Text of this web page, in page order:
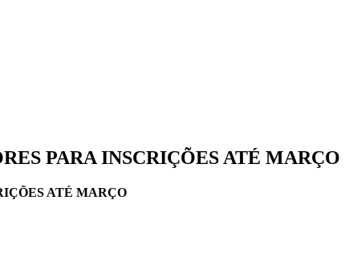
PARA INSCRIÇÕES ATÉ MARÇO
ATÉ MARÇO